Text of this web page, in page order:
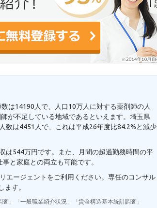
は14190人で、人口10万人に対する薬剤師の人
が不足している地域であるといえます。埼玉県
数は4451人で、これは平成26年度比84.2%と減少
は544万円です。また、月間の超過勤務時間の平
と家庭との両立も可能です。
エージェントをご利用ください。専任のコンサル
す。
」「一般職業紹介状況」「賃金構造基本統計調査」